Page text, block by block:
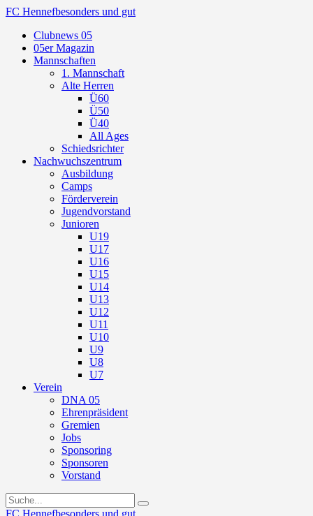
FC Hennefbesonders und gut
Clubnews 05
05er Magazin
Mannschaften
1. Mannschaft
Alte Herren
Ü60
Ü50
Ü40
All Ages
Schiedsrichter
Nachwuchszentrum
Ausbildung
Camps
Förderverein
Jugendvorstand
Junioren
U19
U17
U16
U15
U14
U13
U12
U11
U10
U9
U8
U7
Verein
DNA 05
Ehrenpräsident
Gremien
Jobs
Sponsoring
Sponsoren
Vorstand
FC Hennefbesonders und gut